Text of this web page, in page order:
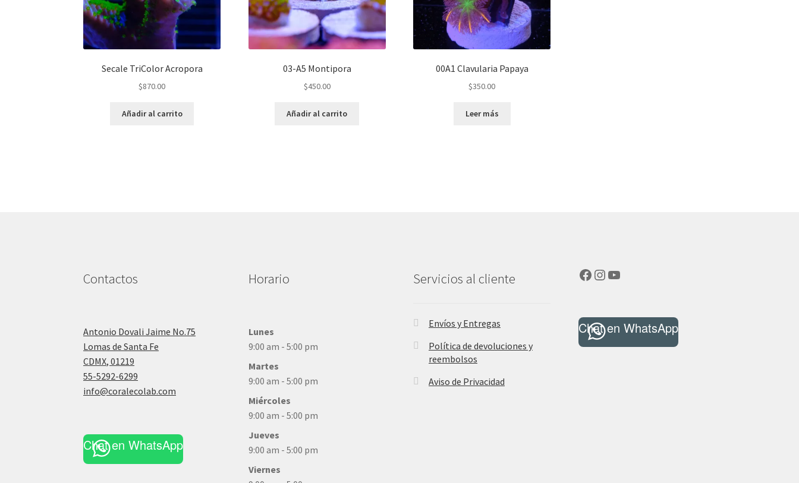
Secale TriColor Acropora
$870.00
Añadir al carrito
03-A5 Montipora
$450.00
Añadir al carrito
00A1 Clavularia Papaya
$350.00
Leer más
Contactos
Antonio Dovali Jaime No.75
Lomas de Santa Fe
CDMX,01219
55-5292-6299
info@coralecolab.com
Chat en WhatsApp
Horario
Lunes
9:00 am - 5:00 pm
Martes
9:00 am - 5:00 pm
Miércoles
9:00 am - 5:00 pm
Jueves
9:00 am - 5:00 pm
Viernes
Servicios al cliente
Envíos y Entregas
Política de devoluciones y
reembolsos
Aviso de Privacidad
Facebook
Instagram
YouTube
Chat en WhatsApp